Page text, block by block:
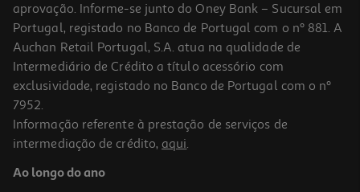
aprovação. Informe-se junto do Oney Bank – Sucursal em
Portugal, registado no Banco de Portugal com o nº 881. A
Auchan Retail Portugal, S.A. atua na qualidade de
Intermediário de Crédito a título acessório com
exclusividade, registado no Banco de Portugal com o nº
7952.
Informação referente à prestação de serviços de
intermediação de crédito, aqui.
Ao longo do ano